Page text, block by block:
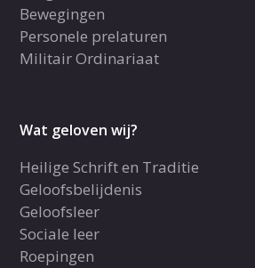
Bewegingen
Personele prelaturen
Militair Ordinariaat
Wat geloven wij?
Heilige Schrift en Traditie
Geloofsbelijdenis
Geloofsleer
Sociale leer
Roepingen